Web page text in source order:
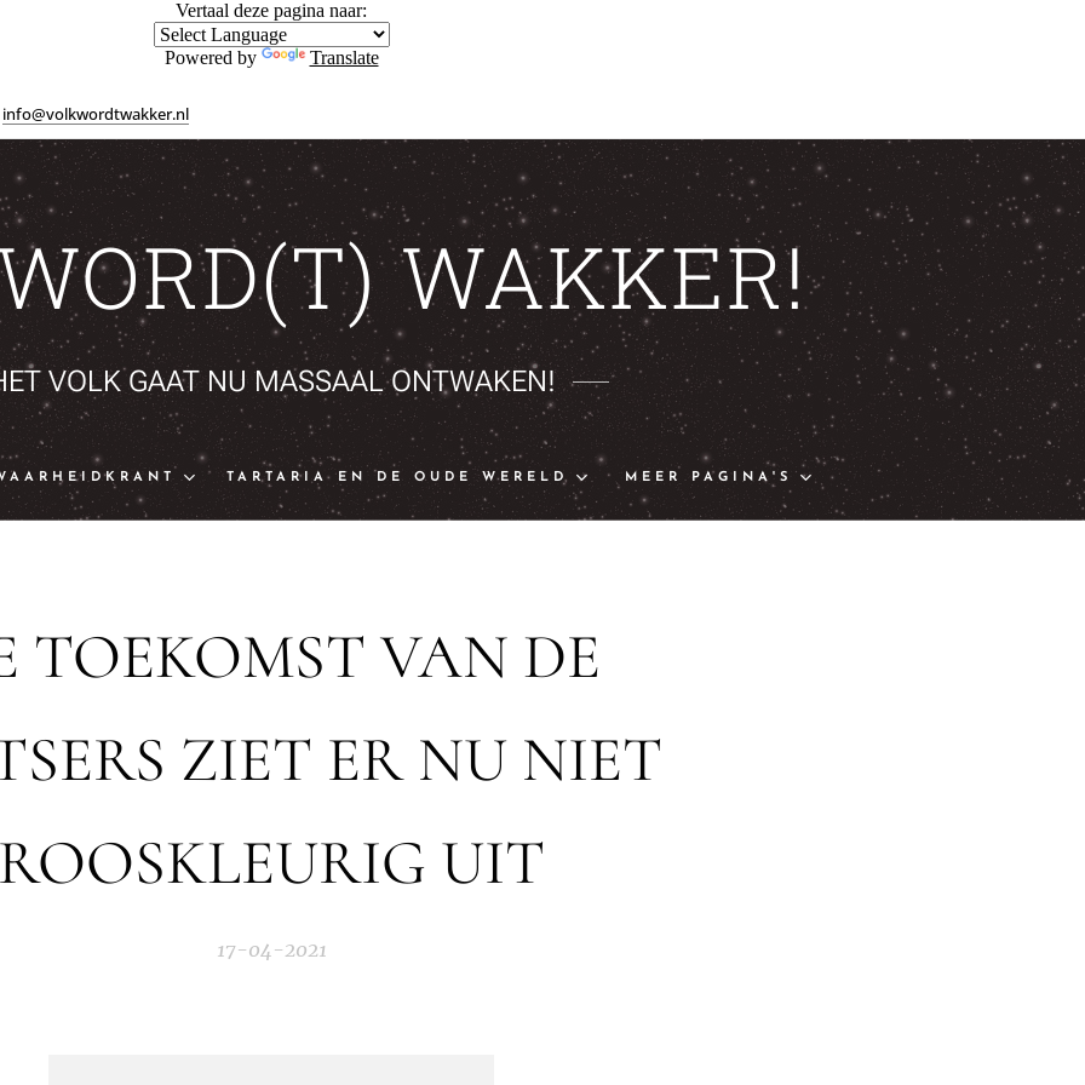
Vertaal deze pagina naar:
Powered by Translate
info@volkwordtwakker.nl
WAKKER!
VOLK GAAT NU MASSAAL ONTWAKEN!
TARTARIA EN DE OUDE WERELD MEER PAGINA'S
TOEKOMST VAN DE
ZIET ER NU NIET
ROOSKLEURIG UIT
17-04-2021